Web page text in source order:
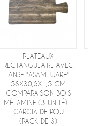
PLATEAUX
RECTANGULAIRE AVEC
ANSE "ASAMI WARE"
58X30,5X1,5 CM
COMPARAISON BOIS
MÉLAMINE (3 UNITÉ) -
GARCIA DE POU
(PACK DE 3)